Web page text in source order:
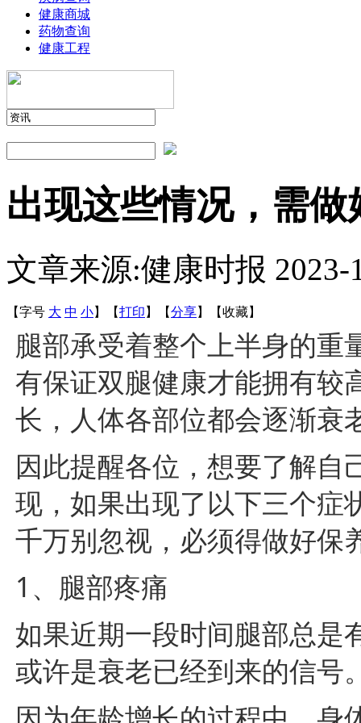
健康商城
药物查询
健康工程
出现这些情况，需
文章来源:健康时报 2023-
【字号 大 中 小】 【打印 】 【分享】 【收藏】
腿部承受着整个上半身的重
有保证双腿健康才能拥有较
长，人体各部位都会逐渐衰
因此提醒各位，想要了解自
现，如果出现了以下三个症
千万别忽视，必须得做好保
1、腿部疼痛
如果近期一段时间腿部总是
或许是衰老已经到来的信号